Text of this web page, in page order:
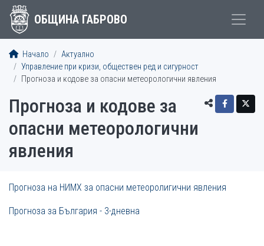
ОБЩИНА ГАБРОВО
Начало
Актуално
Управление при кризи, обществен ред и сигурност
Прогноза и кодове за опасни метеорологични явления
Прогноза и кодове за
опасни метеорологични
явления
Прогноза на НИМХ за опасни метеоролигични явления
Прогноза за България - 3-дневна